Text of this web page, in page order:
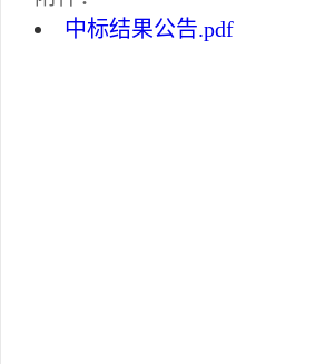
中标结果公告.pdf